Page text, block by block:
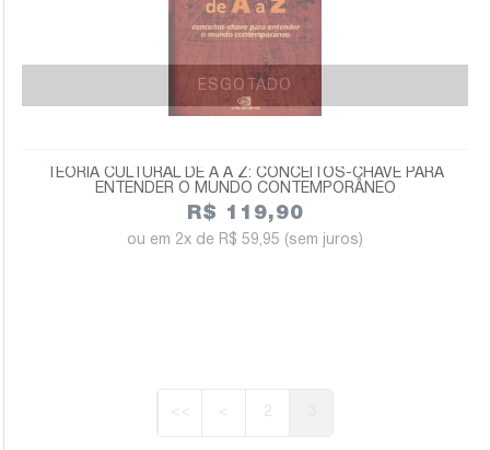
ESGOTADO
TEORIA CULTURAL DE A A Z: CONCEITOS-CHAVE PARA
ENTENDER O MUNDO CONTEMPORÂNEO
R$ 119,90
2x de R$ 59,95 (sem juros)
<< < 2